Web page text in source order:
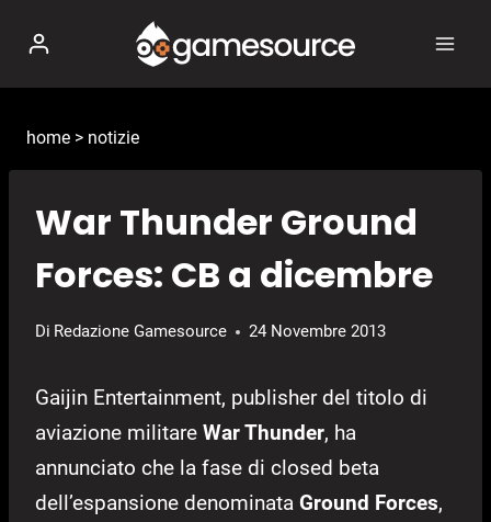
contenuto
home > notizie
War Thunder Ground
Forces: CB a dicembre
Di Redazione Gamesource 24 Novembre 2013
Gaijin Entertainment, publisher del titolo di
aviazione militare War Thunder, ha
annunciato che la fase di closed beta
dell’espansione denominata Ground Forces,